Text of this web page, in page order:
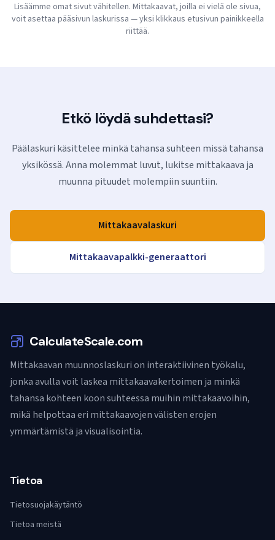
Lisäämme omat sivut vähitellen. Mittakaavat, joilla ei vielä ole sivua,
voit asettaa pääsivun laskurissa — yksi klikkaus etusivun painikkeella
riittää.
Etkö löydä suhdettasi?
Päälaskuri käsittelee minkä tahansa suhteen missä tahansa
yksikössä. Anna molemmat luvut, lukitse mittakaava ja
muunna pituudet molempiin suuntiin.
Mittakaavalaskuri
Mittakaavapalkki-generaattori
CalculateScale.com
Mittakaavan muunnoslaskuri on interaktiivinen työkalu,
jonka avulla voit laskea mittakaavakertoimen ja minkä
tahansa kohteen koon suhteessa muihin mittakaavoihin,
mikä helpottaa eri mittakaavojen välisten erojen
ymmärtämistä ja visualisointia.
Tietoa
Tietosuojakäytäntö
Tietoa meistä